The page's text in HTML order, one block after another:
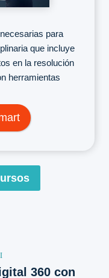
para
que incluye
en la resolución
herramientas
360 con